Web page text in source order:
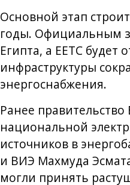
Основной этап
годы. Официальным
Египта, а EETC
инфраструктуры
энергоснабжения.
Ранее
национальной
источников в
и ВИЭ Махмуда
могли принять